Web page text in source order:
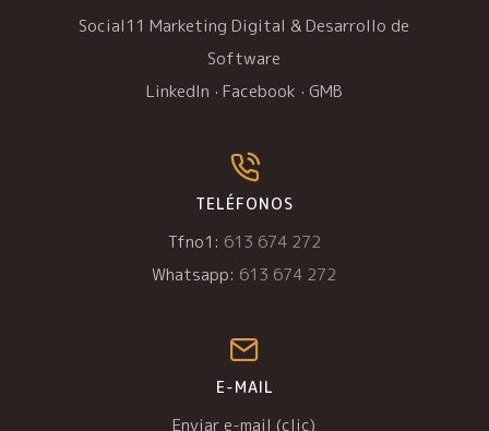
Social11 Marketing Digital & Desarrollo de
Software
LinkedIn · Facebook · GMB
TELÉFONOS
Tfno1: 613 674 272
Whatsapp: 613 674 272
E-MAIL
Enviar e-mail (clic)